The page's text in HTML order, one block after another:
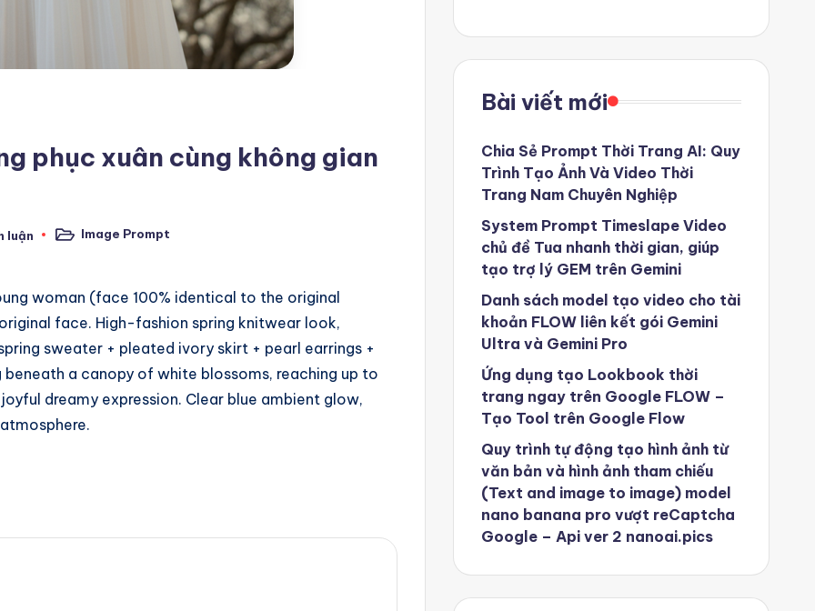
phục xuân cùng không gian
luận
PostedImage Prompt
woman (face 100% identical to the original
face. High-fashion spring knitwear look,
sweater + pleated ivory skirt + pearl earrings +
a canopy of white blossoms, reaching up to
dreamy expression. Clear blue ambient glow,
Bài viết mới
Chia Sẻ Prompt Thời Trang AI: Quy
Trình Tạo Ảnh Và Video Thời
Trang Nam Chuyên Nghiệp
System Prompt Timeslape Video
chủ đề Tua nhanh thời gian, giúp
tạo trợ lý GEM trên Gemini
Danh sách model tạo video cho tài
khoản FLOW liên kết gói Gemini
Ultra và Gemini Pro
Ứng dụng tạo Lookbook thời
trang ngay trên Google FLOW –
Tạo Tool trên Google Flow
Quy trình tự động tạo hình ảnh từ
văn bản và hình ảnh tham chiếu
(Text and image to image) model
nano banana pro vượt reCaptcha
Google – Api ver 2 nanoai.pics